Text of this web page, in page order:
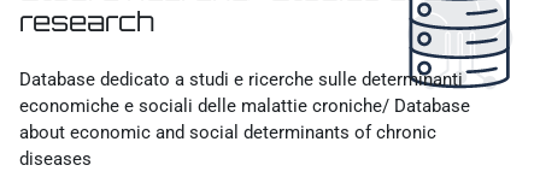
research
Database dedicato a studi e ricerche sulle determinanti
economiche e sociali delle malattie croniche/ Database
about economic and social determinants of chronic
diseases